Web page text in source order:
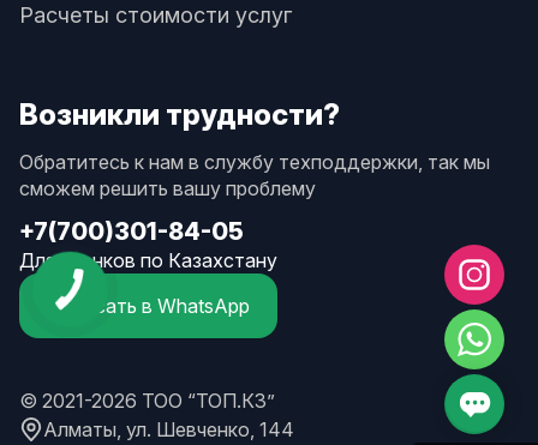
Расчеты стоимости услуг
Возникли трудности?
Обратитесь к нам в службу техподдержки, так мы
сможем решить вашу проблему
+7(700)301-84-05
Для звонков по Казахстану
Написать в WhatsApp
© 2021-2026 ТОО “ТОП.КЗ”
Алматы, ул. Шевченко, 144